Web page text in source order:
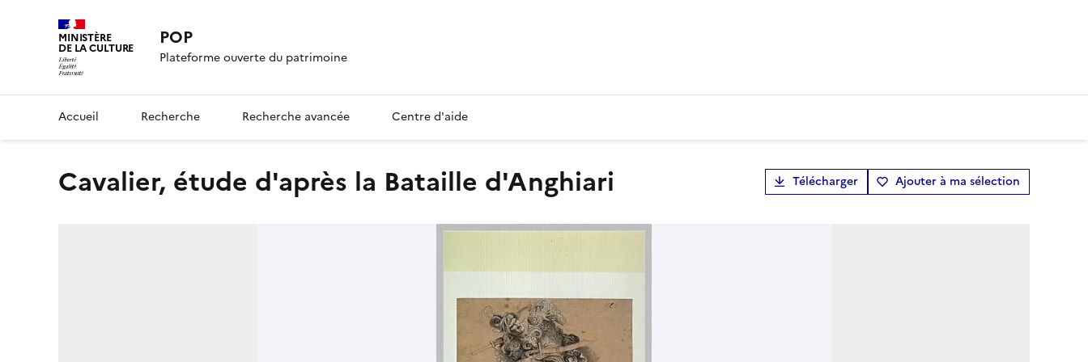
MINISTÈRE
DE LA CULTURE POP
Plateforme ouverte du patrimoine
Accueil Recherche Recherche avancée Centre d'aide
Cavalier, étude d'après la Bataille d'Anghiari Télécharger Ajouter à ma sélection